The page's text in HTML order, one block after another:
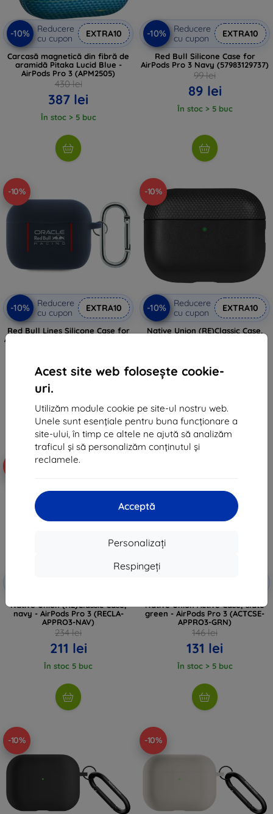
Acest site web folosește cookie-
uri.
Utilizăm module cookie pe site-ul nostru web.
Unele sunt esențiale pentru buna funcționare a
site-ului, în timp ce altele ne ajută să analizăm
traficul și să personalizăm conținutul și
reclamele.
Acceptă
Personalizați
Respingeți
-10%
Reducere
cu cupon
EXTRA10
Carcasă magnetică din fibră de
aramidă Pitaka Lucid Blue -
AirPods Pro 3 (APM2505)
430 lei
387 lei
În stoc > 5 buc
-10%
Reducere
cu cupon
EXTRA10
Red Bull Silicone Case for
AirPods Pro 3 Navy (57983129737)
99 lei
89 lei
În stoc > 5 buc
-10%
-10%
Reducere
cu cupon
EXTRA10
Red Bull Lines Silicone Case for
AirPods Pro 3 Navy (57983129736)
89 lei
În stoc > 5 buc
-10%
-10%
Reducere
cu cupon
EXTRA10
Native Union (RE)Classic Case,
211 lei
Native Union (RE)Classic Case,
navy - AirPods Pro 3 (RECLA-
APPRO3-NAV)
234 lei
211 lei
În stoc 5 buc
Native Union Active Case, slate
green - AirPods Pro 3 (ACTCSE-
APPRO3-GRN)
146 lei
131 lei
În stoc > 5 buc
-10% -10%